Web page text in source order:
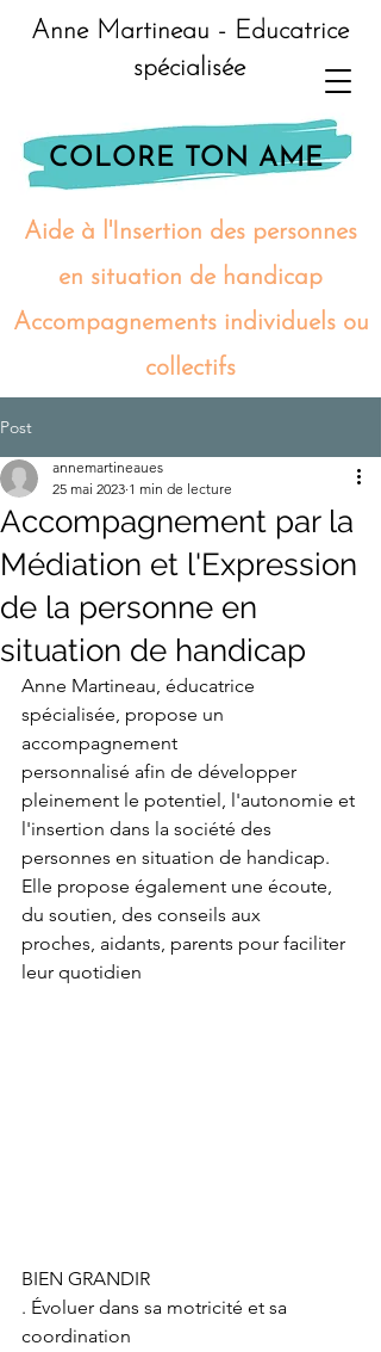
Anne Martineau - Educatrice
spécialisée
COLORE TON AME
Aide à l'Insertion des personnes
en situation de handicap
Accompagnements individuels ou
collectifs
Post
Accompagnement par la
Médiation et l'Expression
de la personne en
situation de handicap
annemartineaues
25 mai 2023 1 min de lecture
Anne Martineau, éducatrice
spécialisée, propose un
accompagnement
personnalisé afin de développer
pleinement le potentiel, l'autonomie et
l'insertion dans la société des
personnes en situation de handicap.
Elle propose également une écoute,
du soutien, des conseils aux
proches, aidants, parents pour faciliter
leur quotidien
BIEN GRANDIR
. Évoluer dans sa motricité et sa
coordination